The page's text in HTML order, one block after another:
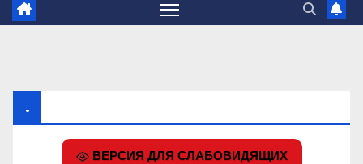
.
ВЕРСИЯ ДЛЯ СЛАБОВИДЯЩИХ